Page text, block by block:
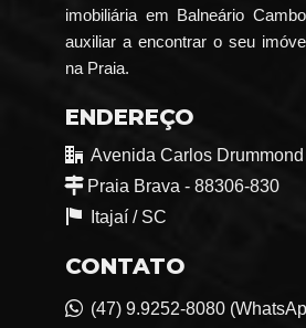
imobiliária em Balneário
auxiliar a encontrar o seu
na Praia.
ENDEREÇO
Avenida Carlos
Praia Brava - 88306-830
Itajaí / SC
CONTATO
(47) 9.9252-8080